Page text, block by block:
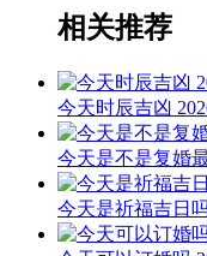
5时-7时 丁卯时： 沖
忌：赴任 出行 修造
7时-9时 戊辰时： 沖
宜：作灶 祭祀 祈福 斋
进人口 移徙 安葬
相关推荐
今天时辰吉凶
今天是不是复婚
今天是祈福吉日